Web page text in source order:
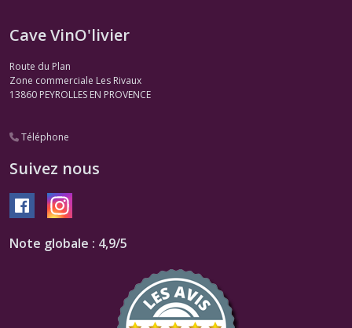
Cave VinO'livier
Route du Plan
Zone commerciale Les Rivaux
13860 PEYROLLES EN PROVENCE
Téléphone
Suivez nous
Note globale : 4,9/5